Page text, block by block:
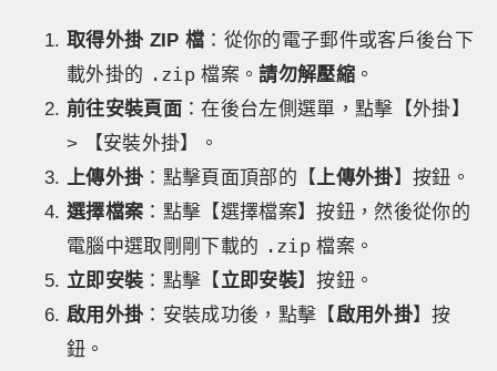
取得外掛 ZIP 檔 ：從你的電子郵件或客戶後台下
載外掛的 .zip 檔案。請勿解壓縮 。
前往安裝頁面 ：在後台左側選單，點擊【外掛】
> 【安裝外掛】。
上傳外掛：點擊頁面頂部的【上傳外掛】按鈕。
選擇檔案 ：點擊【選擇檔案】按鈕，然後從你的
電腦中選取剛剛下載的 .zip 檔案。
立即安裝 ：點擊【立即安裝】按鈕。
啟用外掛：安裝成功後，點擊【啟用外掛】按
鈕。